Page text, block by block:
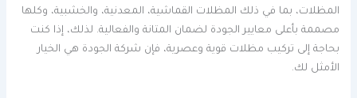
المظلات، بما في ذلك المظلات القماشية، المعدنية، والخشبية، وكلها
مصممة بأعلى معايير الجودة لضمان المتانة والفعالية. لذلك، إذا كنت
بحاجة إلى تركيب مظلات قوية وعصرية، فإن شركة الجودة هي الخيار
الأمثل لك.